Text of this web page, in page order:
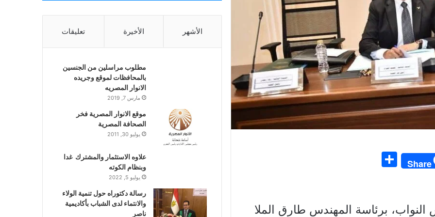
Share
e
برئاسة المهندس طارق الملا
الأشهر الأخيرة تعليقات
مطلوب مراسلين من الجنسين
بالمحافظات لموقع وجريده
الانوار المصريه
مارس 7, 2019
موقع الانوار المصرية فخر
الصحافة المصرية
يوليو 30, 2011
علاوه الاستثمار والمشترك غدا
وبنظام الكوته
يوليو 5, 2022
رسالة دكتوراه حول تنمية الولاء
والانتماء لدى الشباب بأكاديمية
ناصر